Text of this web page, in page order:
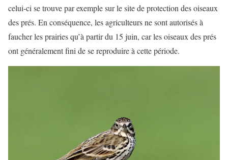
celui-ci se trouve par exemple sur le site de protection des oiseaux
des prés. En conséquence, les agriculteurs ne sont autorisés à
faucher les prairies qu’à partir du 15 juin, car les oiseaux des prés
ont généralement fini de se reproduire à cette période.